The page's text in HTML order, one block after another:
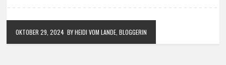
OKTOBER 29, 2024 BY HEIDI VOM LANDE, BLOGGERIN